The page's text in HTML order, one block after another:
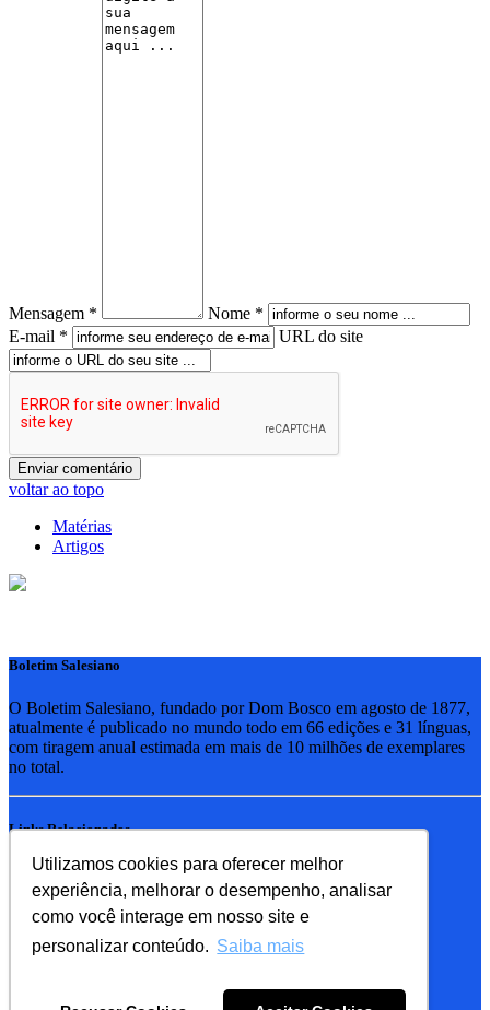
Utilizamos cookies para oferecer melhor
experiência, melhorar o desempenho, analisar
como você interage em nosso site e
personalizar conteúdo. Saiba mais
Mensagem *
Nome *
E-mail *
URL do site
voltar ao topo
Matérias
Artigos
Boletim Salesiano
O Boletim Salesiano, fundado por Dom Bosco em agosto de 1877,
atualmente é publicado no mundo todo em 66 edições e 31 línguas,
com tiragem anual estimada em mais de 10 milhões de exemplares
no total.
Links Relacionados
RSB - Rede Salesiana Brasil
EDEBE - Editora
UPV - União pela Vida
Familia Salesiana
SDB - Salesianos de Dom Bosco